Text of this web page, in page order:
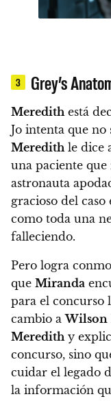
3 Grey’s
Meredithestá
Jo intenta que no
Meredithle dice
una paciente que
astronauta
gracioso del caso
como toda una
falleciendo.
Pero logra
que Miranda
para el concurso
cambio aWilson
Meredithy
concurso, sino
cuidar el legado
la información